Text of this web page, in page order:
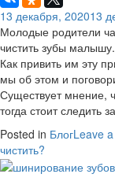
13 декабря, 202013
Молодые родители
чистить зубы
Как привить им эту
мы об этом и
Существует мнение,
тогда стоит следить
Posted in БлогLeave
чистить?